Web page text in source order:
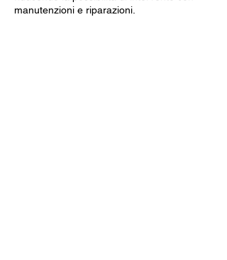
manutenzioni e riparazioni.